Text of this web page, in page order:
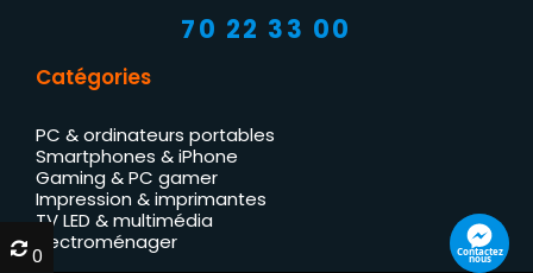
70 22 33 00
Catégories
PC & ordinateurs portables
Smartphones & iPhone
Gaming & PC gamer
Impression & imprimantes
TV LED & multimédia
Électroménager
Contactez
nous
0
0